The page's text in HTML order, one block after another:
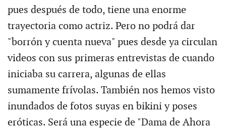
pues después de todo, tiene una enorme
trayectoria como actriz. Pero no podrá dar
"borrón y cuenta nueva" pues desde ya circulan
videos con sus primeras entrevistas de cuando
iniciaba su carrera, algunas de ellas
sumamente frívolas. También nos hemos visto
inundados de fotos suyas en bikini y poses
eróticas. Será una especie de "Dama de Ahora